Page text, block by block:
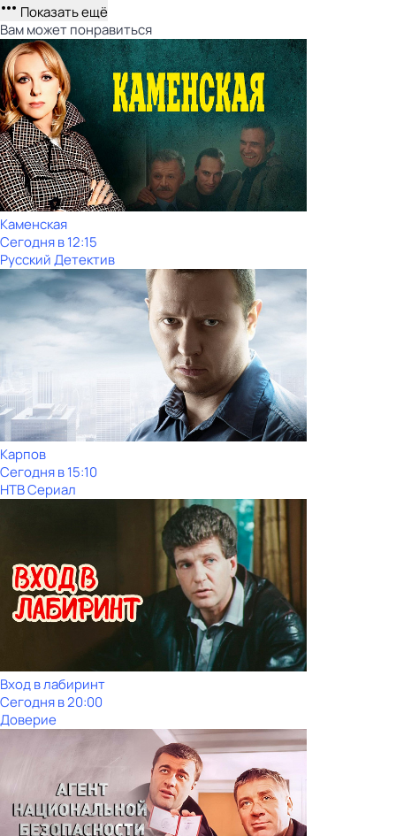
Показать ещё
Вам может понравиться
Каменская
Сегодня в 12:15
Русский Детектив
Карпов
Сегодня в 15:10
НТВ Сериал
Вход в лабиринт
Сегодня в 20:00
Доверие